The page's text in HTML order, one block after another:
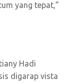
yang tepat,”
Hadi
digarap vista